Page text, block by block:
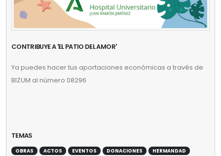
CONTRIBUYE A 'EL PATIO DEL AMOR'
Ya puedes hacer tus aportaciones económicas a través de
BIZUM al número 08296
TEMAS
OBRAS ACTOS EVENTOS DONACIONES HERMANDAD